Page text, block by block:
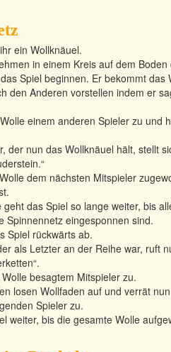
ein Wollknäuel.
in einem Kreis auf dem
Spiel beginnen. Er bekommt das
den Anderen vorstellen indem er
einem anderen Spieler zu und
der nun das Wollknäuel hält, stellt
dem nächsten Mitspieler
geht das Spiel so lange weiter, bis
Spinnennetz eingesponnen sind.
Spiel rückwärts ab.
als Letzter an der Reihe war, ruft
besagtem Mitspieler zu.
losen Wollfaden auf und verrät
Spieler zu.
weiter, bis die gesamte Wolle